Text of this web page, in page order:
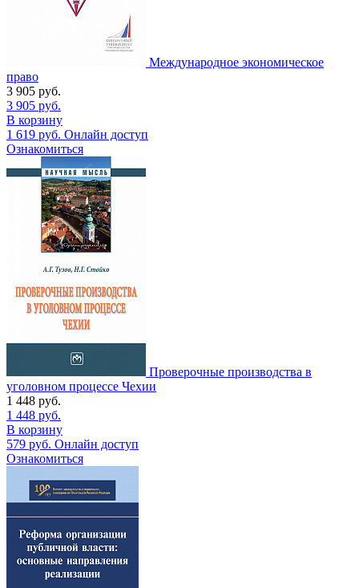
Международное экономическое
право
3 905 руб.
3 905 руб.
В корзину
1 619 руб. Онлайн доступ
Ознакомиться
Проверочные производства в
уголовном процессе Чехии
1 448 руб.
1 448 руб.
В корзину
579 руб. Онлайн доступ
Ознакомиться